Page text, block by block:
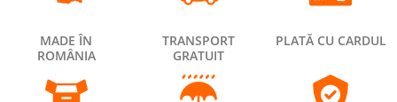
MADE ÎN
ROMÂNIA
TRANSPORT
GRATUIT
PLATĂ CU CARDUL